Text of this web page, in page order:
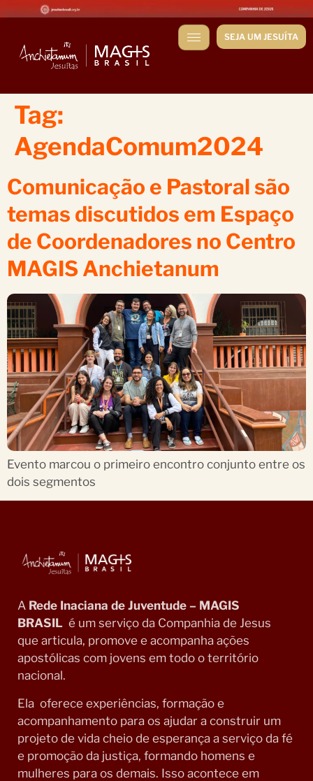
SEJA UM JESUÍTA
Tag:
AgendaComum2024
Comunicação e Pastoral são
temas discutidos em Espaço
de Coordenadores no Centro
MAGIS Anchietanum
Evento marcou o primeiro encontro conjunto entre os
dois segmentos
A Rede Inaciana de Juventude – MAGIS
BRASIL é um serviço da Companhia de Jesus
que articula, promove e acompanha ações
apostólicas com jovens em todo o território
nacional.
Ela oferece experiências, formação e
acompanhamento para os ajudar a construir um
projeto de vida cheio de esperança a serviço da fé
e promoção da justiça, formando homens e
mulheres para os demais. Isso acontece em